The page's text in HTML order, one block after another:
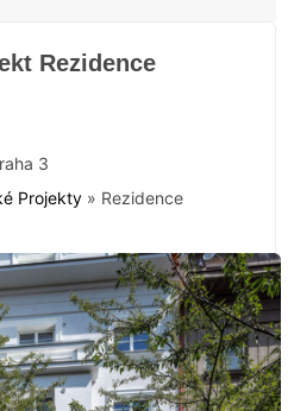
Rezidence
3
Projekty » Rezidence